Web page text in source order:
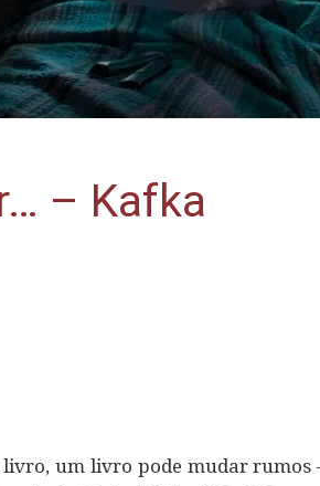
– Kafka
um livro pode mudar rumos